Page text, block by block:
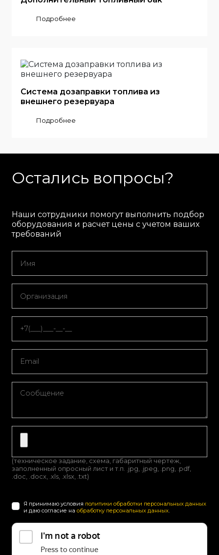
Подробнее
Система дозаправки топлива из
внешнего резервуара
Подробнее
Остались вопросы?
Наши сотрудники помогут выполнить подбор
оборудования и расчет цены с учетом ваших
требований
(техническое задание, схема, габаритный чертеж,
заполненный опросный лист и т.п. .jpg, .jpeg, .png, .pdf,
.doc, .docx, .xls, .xlsx, .txt)
Я принимаю условия политики обработки персональных данных
и даю согласие на обработку персональных данных.